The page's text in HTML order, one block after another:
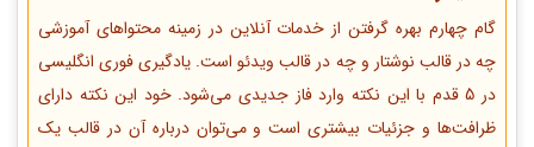
گام چهارم بهره گرفتن از خدمات آنلاین در زمینه محتواهای آموزشی
چه در قالب نوشتار و چه در قالب ویدئو است. یادگیری فوری انگلیسی
در 5 قدم با این نکته وارد فاز جدیدی می‌شود. خود این نکته دارای
ظرافت‌ها و جزئیات بیشتری است و می‌توان درباره آن در قالب یک